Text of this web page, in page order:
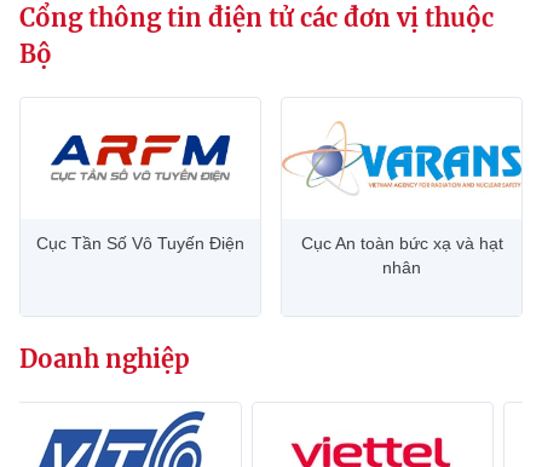
Cổng thông tin điện tử các đơn vị thuộc
Bộ
Cục Tần Số Vô Tuyến Điện
Cục An toàn bức xạ và hạt
nhân
Doanh nghiệp